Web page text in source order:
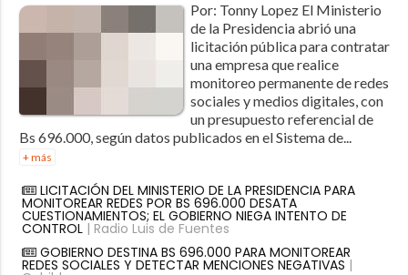
Por: Tonny Lopez El Ministerio
de la Presidencia abrió una
licitación pública para contratar
una empresa que realice
monitoreo permanente de redes
sociales y medios digitales, con
un presupuesto referencial de
Bs 696.000, según datos publicados en el Sistema de...
+ más
LICITACIÓN DEL MINISTERIO DE LA PRESIDENCIA PARA
MONITOREAR REDES POR BS 696.000 DESATA
CUESTIONAMIENTOS; EL GOBIERNO NIEGA INTENTO DE
CONTROL| Radio Luis de Fuentes
GOBIERNO DESTINA BS 696.000 PARA MONITOREAR
REDES SOCIALES Y DETECTAR MENCIONES NEGATIVAS |